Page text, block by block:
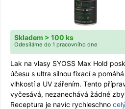
Skladem > 100 ks
Odesíláme do 1 pracovního dne
Lak na vlasy SYOSS Max Hold
účesu s ultra silnou fixací a
vlhkostí a UV zářením. Tento
vyčesává, nezanechává žádné
Receptura je navíc rychleschno